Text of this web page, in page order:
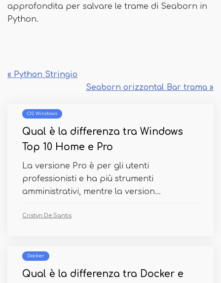
approfondita per salvare le trame di Seaborn in
Python.
« Python Stringio
Seaborn orizzontal Bar trama »
OS Windows
Qual è la differenza tra Windows
Top 10 Home e Pro
La versione Pro è per gli utenti
professionisti e ha più strumenti
amministrativi, mentre la version...
Cristyn De Santis
Docker
Qual è la differenza tra Docker e